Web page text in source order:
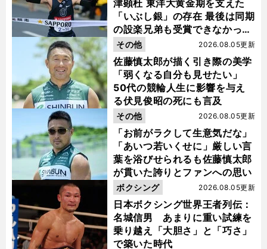
津顕杜 東洋大黄金期を支えた
「いぶし銀」の存在 最後は同期
の設楽兄弟も受賞できなかった
金栗杯に輝く
佐藤慎太郎が描く引き際の美学
「弱くなる自分も見せたい」
50代の競輪人生に影響を与え
る伏見俊昭の死にも言及
2026.08.05更新
その他
「お前がラクして生意気だな」
「あいつ若いくせに」厳しい言
葉を浴びせられるも佐藤慎太郎
が貫いた誇りとファンへの思い
2026.08.05更新
その他
日本ボクシング世界王者列伝：
名城信男 あまりに重い試練を
乗り越え「大胆さ」と「巧さ」
で築いた時代
2026.08.05更新
ボクシング